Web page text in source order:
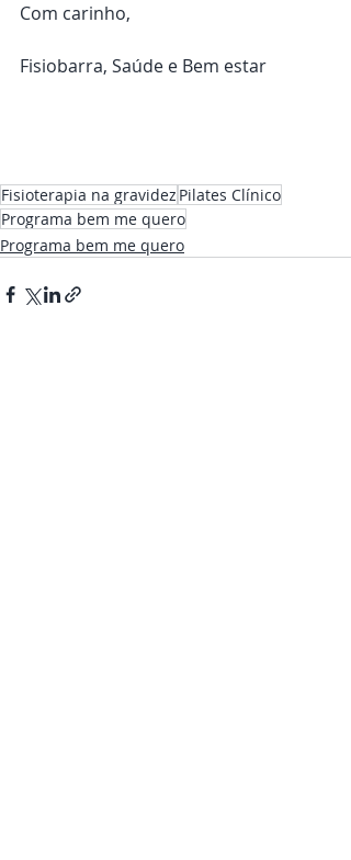
Com carinho,
Fisiobarra, Saúde e Bem estar
Fisioterapia na gravidez Pilates Clínico
Programa bem me quero
Programa bem me quero